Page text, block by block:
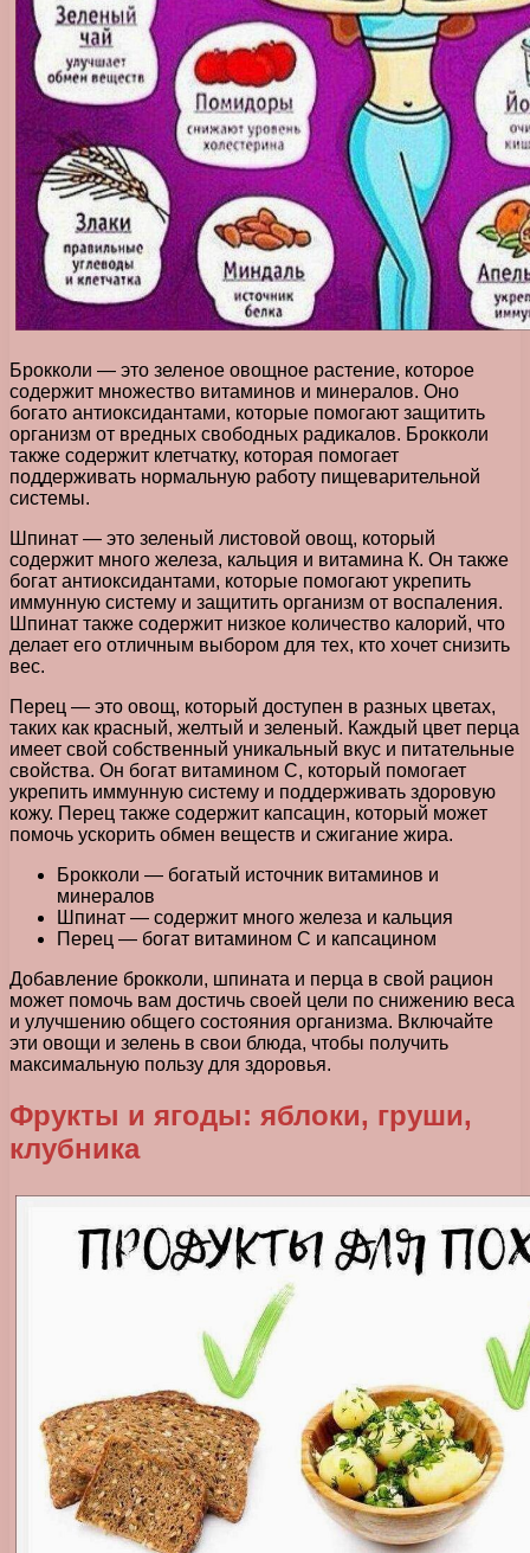
Брокколи — это зеленое овощное растение, которое
содержит множество витаминов и минералов. Оно
богато антиоксидантами, которые помогают защитить
организм от вредных свободных радикалов. Брокколи
также содержит клетчатку, которая помогает
поддерживать нормальную работу пищеварительной
системы.
Шпинат — это зеленый листовой овощ, который
содержит много железа, кальция и витамина К. Он также
богат антиоксидантами, которые помогают укрепить
иммунную систему и защитить организм от воспаления.
Шпинат также содержит низкое количество калорий, что
делает его отличным выбором для тех, кто хочет снизить
вес.
Перец — это овощ, который доступен в разных цветах,
таких как красный, желтый и зеленый. Каждый цвет перца
имеет свой собственный уникальный вкус и питательные
свойства. Он богат витамином С, который помогает
укрепить иммунную систему и поддерживать здоровую
кожу. Перец также содержит капсацин, который может
помочь ускорить обмен веществ и сжигание жира.
Брокколи — богатый источник витаминов и
минералов
Шпинат — содержит много железа и кальция
Перец — богат витамином С и капсацином
Добавление брокколи, шпината и перца в свой рацион
может помочь вам достичь своей цели по снижению веса
и улучшению общего состояния организма. Включайте
эти овощи и зелень в свои блюда, чтобы получить
максимальную пользу для здоровья.
Фрукты и ягоды: яблоки, груши,
клубника